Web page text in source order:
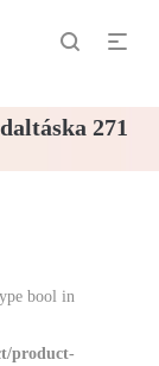
271
bool in
product-